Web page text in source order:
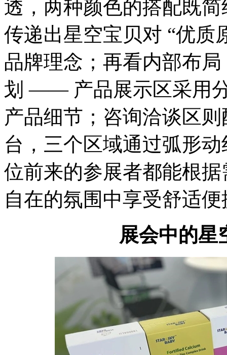
透，两种颜色的搭配既
传递出星空宝贝对 “优质
品牌理念；再看内部布
划 —— 产品展示区采用
产品细节；咨询洽谈区
台，三个区域通过弧形
位前来的参展者都能根
自在的氛围中享受舒适
展会中的星